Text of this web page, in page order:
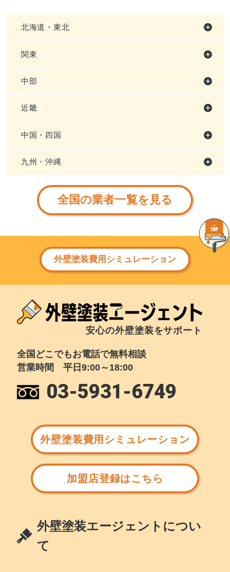
北海道・東北
関東
中部
近畿
中国・四国
九州・沖縄
全国の業者一覧を見る
外壁塗装費用シミュレーション
安心の外壁塗装をサポート
全国どこでもお電話で無料相談
営業時間 平日9:00～18:00
03-5931-6749
外壁塗装費用シミュレーション
加盟店登録はこちら
外壁塗装エージェントについ
て